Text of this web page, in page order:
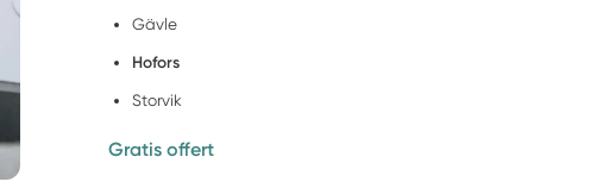
Gävle
Hofors
Storvik
Gratis offert